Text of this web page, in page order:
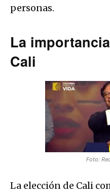
personas.
La
Cali
Foto:
La elección de Cali